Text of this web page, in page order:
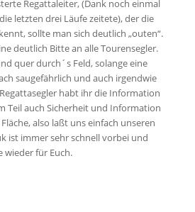
Regattaleiter, (Dank noch einmal
letzten drei Läufe zeitete), der die
sollte man sich deutlich „outen“.
deutlich Bitte an alle Tourensegler.
quer durch´s Feld, solange eine
saugefährlich und auch irgendwie
habt ihr die Information
Teil auch Sicherheit und Information
also laßt uns einfach unseren
ist immer sehr schnell vorbei und
wieder für Euch.